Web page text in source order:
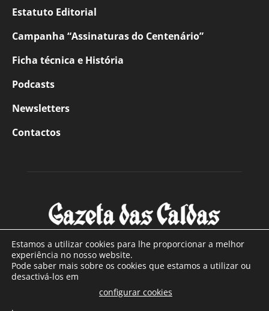
Estatuto Editorial
Campanha “Assinaturas do Centenário”
Ficha técnica e História
Podcasts
Newsletters
Contactos
SOBRE NÓS
Com sede nas Caldas da Rainha e mais de 90 anos de
Estamos a utilizar cookies para lhe proporcionar a melhor
experiência no nosso website.
Pode saber mais sobre os cookies que estamos a utilizar ou
desactivá-los em
configurar cookies
.